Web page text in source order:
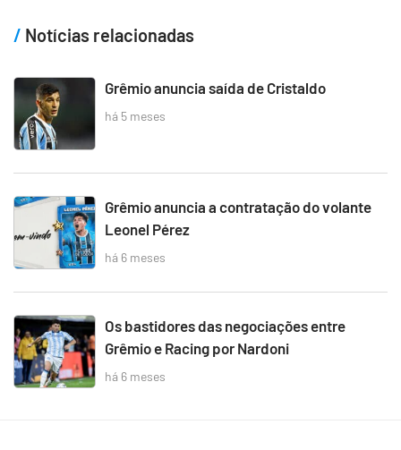
Notícias relacionadas
Grêmio anuncia saída de Cristaldo
há 5 meses
Grêmio anuncia a contratação do volante
Leonel Pérez
há 6 meses
Os bastidores das negociações entre
Grêmio e Racing por Nardoni
há 6 meses